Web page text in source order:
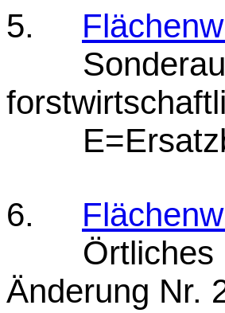
5.
6.
Örtliches
Änderung Nr.